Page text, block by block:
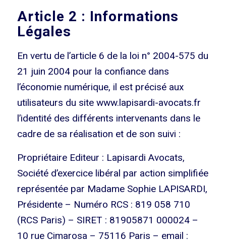
Article 2 : Informations
Légales
En vertu de l’article 6 de la loi n° 2004-575 du
21 juin 2004 pour la confiance dans
l’économie numérique, il est précisé aux
utilisateurs du site www.lapisardi-avocats.fr
l’identité des différents intervenants dans le
cadre de sa réalisation et de son suivi :
Propriétaire Editeur : Lapisardi Avocats,
Société d’exercice libéral par action simplifiée
représentée par Madame Sophie LAPISARDI,
Présidente – Numéro RCS : 819 058 710
(RCS Paris) – SIRET : 81905871 000024 –
10 rue Cimarosa – 75116 Paris – email :